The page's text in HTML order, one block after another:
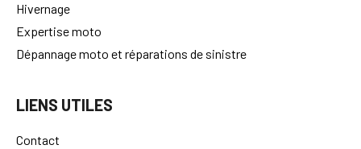
Hivernage
Expertise moto
Dépannage moto et réparations de sinistre
LIENS UTILES
Contact